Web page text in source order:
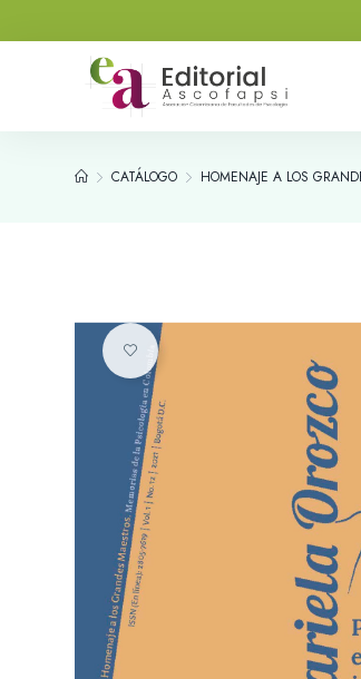
CATÁLOGO HOMENAJE A LOS
Añadir a la lista de deseos